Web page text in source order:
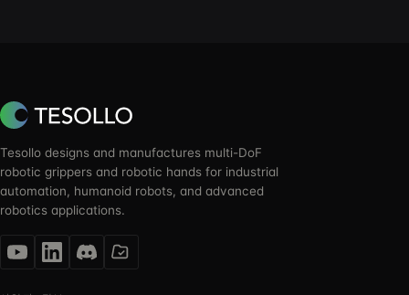
Tesollo designs and manufactures multi-DoF
robotic grippers and robotic hands for industrial
automation, humanoid robots, and advanced
robotics applications.